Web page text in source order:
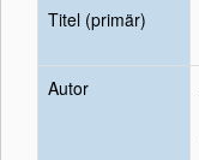
Titel (primär)
Autor